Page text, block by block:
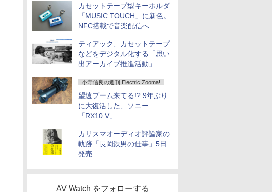
カセットテープ型キーホルダ
「MUSIC TOUCH」に新色。
NFC搭載で音楽配信へ
ティアック、カセットテープ
などをデジタル化する「思い
出アーカイブ推進活動」
小寺信良の週刊 Electric Zooma!
望遠ブーム来てる!? 9年ぶり
に大復活した、ソニー
「RX10 V」
カリスマオーディオ評論家の
軌跡「長岡鉄男の仕事」5日
発売
AV Watch をフォローする